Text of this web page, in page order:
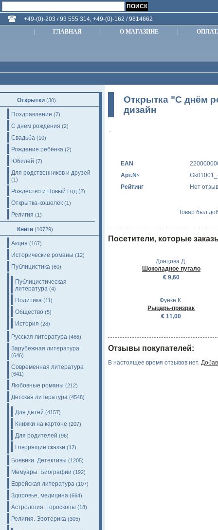
+49-(0)-203 / 93 555 314, +49-(0)-162 / 9814662
ГЛАВНАЯ О МАГАЗИНЕ
Открытки (30)
Поздравление (7)
С днём рождения (2)
Свадьба (10)
Рождение ребёнка (2)
Юбилей (7)
Для родственников и друзей
(1)
Рождество и Новый Год (2)
Открытка-кошелёк (1)
Религия (1)
Книги (10729)
Акция (167)
Исторические романы (12)
Публицистика (60)
Публицистическая
литература (4)
Политика (11)
Общество (5)
История (28)
Русская литература (466)
Зарубежная литература
(646)
Современная литература
(641)
Любовные романы (212)
Детская литература (4548)
Для детей (4157)
Книжки на картоне (207)
Для родителей (96)
Говорящие сказки (12)
Боевики. Детективы (1205)
Мемуары. Биографии (192)
Еврейская литература (107)
Здоровье, медицина (664)
Астрология. Гороскопы (18)
Религия. Эзотерика (305)
Открытка "С днём
дизайн
EAN
Арт.№
Рейтинг
Нет
Товар был
Посетители, которые
Донцова Д.
Шоколадное пугало
€ 9,60
Функе К.
Рыцарь-призрак
€ 11,00
Отзывы покупателей:
В настоящее время отзывов нет.